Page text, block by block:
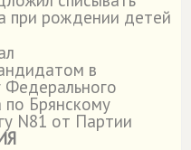
при рождении детей
в
Федерального
Брянскому
N81 от Партии